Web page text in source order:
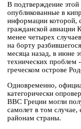
В подтверждение
опубликованные в
информации которой,
гражданской авиации
менее четырех
на борту
месяца назад, в июне
технических проблем
греческом острове
Одновременно,
категорически
ВВС Греции могли
самолет в том случае,
районам страны.